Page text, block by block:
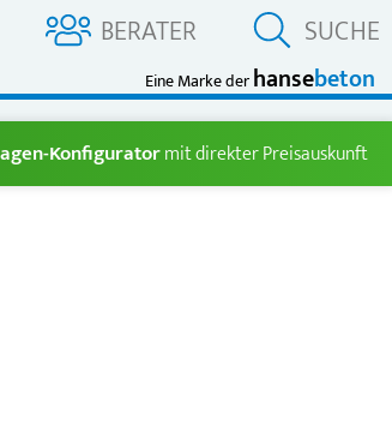
Eine Marke derhansebeton
BERATER SUCHE
Konfiguratormit direkter Preisauskunft